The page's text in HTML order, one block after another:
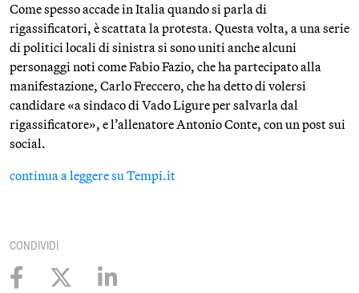
Come spesso accade in Italia quando si parla di
rigassificatori, è scattata la protesta. Questa volta, a una serie
di politici locali di sinistra si sono uniti anche alcuni
personaggi noti come Fabio Fazio, che ha partecipato alla
manifestazione, Carlo Freccero, che ha detto di volersi
candidare «a sindaco di Vado Ligure per salvarla dal
rigassificatore», e l’allenatore Antonio Conte, con un post sui
social.
continua a leggere su Tempi.it
CONDIVIDI